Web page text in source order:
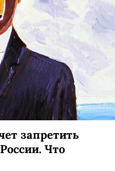
запретить
Что